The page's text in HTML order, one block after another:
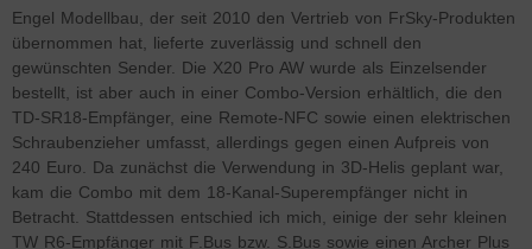
Engel Modellbau, der seit 2010 den Vertrieb von FrSky-Produkten
übernommen hat, lieferte zuverlässig und schnell den
gewünschten Sender. Die X20 Pro AW wurde als Einzelsender
bestellt, ist aber auch in einer Combo-Version erhältlich, die den
TD-SR18-Empfänger, eine Remote-NFC sowie einen elektrischen
Schraubenzieher umfasst, allerdings gegen einen Aufpreis von
240 Euro. Da zunächst die Verwendung in 3D-Helis geplant war,
kam die Combo mit dem 18-Kanal-Superempfänger nicht in
Betracht. Stattdessen entschied ich mich, einige der sehr kleinen
TW R6-Empfänger mit F.Bus bzw. S.Bus sowie einen Archer Plus